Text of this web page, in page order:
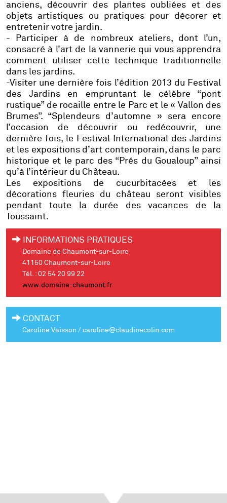
anciens, découvrir des plantes oubliées et des
objets artistiques ou pratiques pour décorer et
entretenir votre jardin.
- Participer à de nombreux ateliers, dont l’un,
consacré à l’art de la vannerie qui vous apprendra
comment utiliser cette technique traditionnelle
dans les jardins.
-Visiter une dernière fois l’édition 2013 du Festival
des Jardins en empruntant le célèbre “pont
rustique” de rocaille entre le Parc et le « Vallon des
Brumes”. “Splendeurs d’automne » sera encore
l’occasion de découvrir ou redécouvrir, une
dernière fois, le Festival International des Jardins
et les expositions d’art contemporain, dans le parc
historique et le parc des “Prés du Goualoup” ainsi
qu’à l’intérieur du Château.
Les expositions de cucurbitacées et les
décorations fleuries du château seront visibles
pendant toute la durée des vacances de la
Toussaint.
INFORMATIONS PRATIQUES
Domaine de Chaumont-sur-Loire
41150 Chaumont-sur-Loire
Tél. : 02 54 20 99 22
www.domaine-chaumont.fr
CONTACT
Caroline Vaisson / caroline@claudinecolin.com